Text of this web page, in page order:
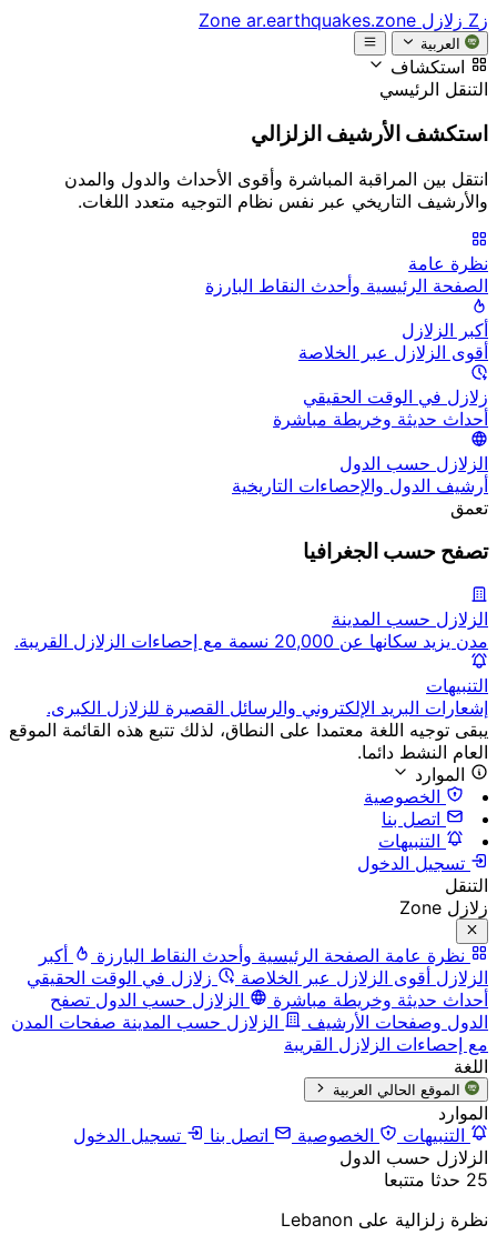
زZ زلازل Zone ar.earthquakes.zone
العربية
استكشاف
التنقل الرئيسي
استكشف الأرشيف الزلزالي
انتقل بين المراقبة المباشرة وأقوى الأحداث والدول والمدن
والأرشيف التاريخي عبر نفس نظام التوجيه متعدد اللغات.
نظرة عامة
الصفحة الرئيسية وأحدث النقاط البارزة
أكبر الزلازل
أقوى الزلازل عبر الخلاصة
زلازل في الوقت الحقيقي
أحداث حديثة وخريطة مباشرة
الزلازل حسب الدول
أرشيف الدول والإحصاءات التاريخية
تعمق
تصفح حسب الجغرافيا
الزلازل حسب المدينة
مدن يزيد سكانها عن 20,000 نسمة مع إحصاءات الزلازل القريبة.
التنبيهات
إشعارات البريد الإلكتروني والرسائل القصيرة للزلازل الكبرى.
يبقى توجيه اللغة معتمدا على النطاق، لذلك تتبع هذه القائمة الموقع
العام النشط دائما.
الموارد
الخصوصية
اتصل بنا
التنبيهات
تسجيل الدخول
التنقل
زلازل Zone
نظرة عامة الصفحة الرئيسية وأحدث النقاط البارزة
أكبر
الزلازل أقوى الزلازل عبر الخلاصة
زلازل في الوقت الحقيقي
أحداث حديثة وخريطة مباشرة
الزلازل حسب الدول تصفح
الدول وصفحات الأرشيف
الزلازل حسب المدينة صفحات المدن
مع إحصاءات الزلازل القريبة
اللغة
الموقع الحالي العربية
الموارد
التنبيهات
الخصوصية اتصل بنا
تسجيل الدخول
الزلازل حسب الدول
25 حدثا متتبعا
نظرة زلزالية على Lebanon